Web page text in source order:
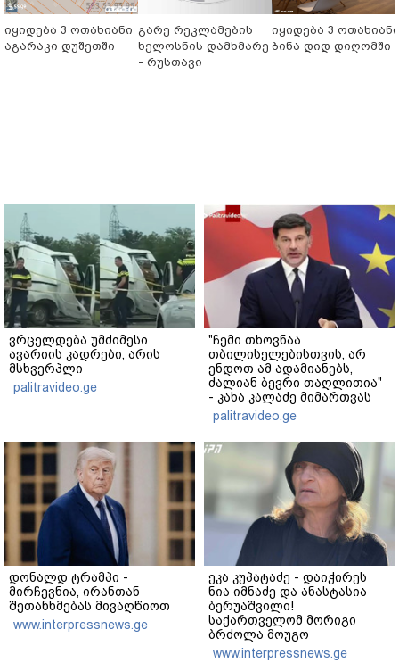
იყიდება 3 ოთახიანი
აგარაკი დუშეთში
გარე რეკლამების
ხელოსნის დამხმარე
- რუსთავი
იყიდება 3 ოთახიანი
ბინა დიდ დიღომში
ვრცელდება უმძიმესი
ავარიის კადრები, არის
მსხვერპლი
palitravideo.ge
"ჩემი თხოვნაა
თბილისელებისთვის, არ
ენდოთ ამ ადამიანებს,
ძალიან ბევრი თაღლითია"
- კახა კალაძე მიმართვას
ავრცელებს
palitravideo.ge
დონალდ ტრამპი -
მირჩევნია, ირანთან
შეთანხმებას მივაღწიოთ
www.interpressnews.ge
ეკა კუპატაძე - დაიჭირეს
ნია იმნაძე და ანასტასია
ბერუაშვილი!
საქართველომ მორიგი
ბრძოლა მოუგო
მკვლელებს! იმნაძე-
ნავროზაშვილები არიან
www.interpressnews.ge